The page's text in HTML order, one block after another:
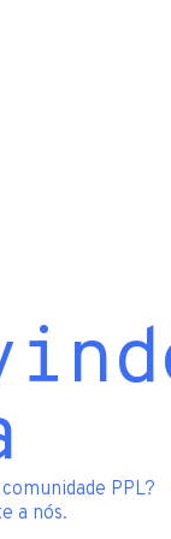
PPL?
a nós.